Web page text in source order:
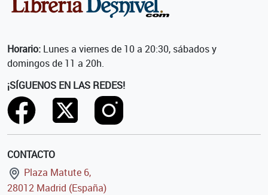
Horario: Lunes a viernes de 10 a 20:30, sábados y
domingos de 11 a 20h.
¡SÍGUENOS EN LAS REDES!
CONTACTO
Plaza Matute 6,
28012 Madrid (España)